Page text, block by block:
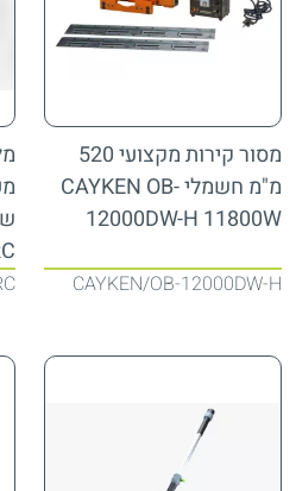
מסור קירות מקצועי 520
מ"מ חשמלי CAYKEN OB-
12000DW-H 11800W
OB-12000DW-H
CAYKEN